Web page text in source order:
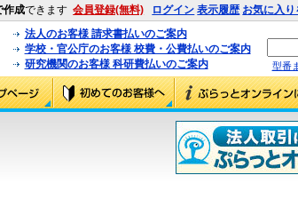
作成できます 会員登録(無料) ログイン 表示履歴 お気に入り
法人のお客様 請求書払いのご案内
学校・官公庁のお客様 校費・公費払いのご案内
研究機関のお客様 科研費払いのご案内
型番